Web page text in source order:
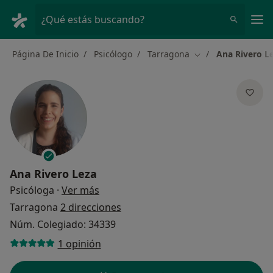
¿Qué estás buscando?
Página De Inicio Psicólogo Tarragona Cambiar de ciudad
Ana Rivero
Ana Rivero Leza
Psicóloga · Ver más
Tarragona 2 direcciones
Núm. Colegiado: 34339
1 opinión